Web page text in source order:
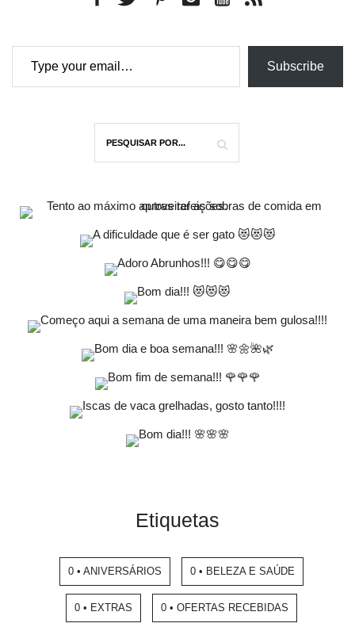
Type your email…
Subscribe
Etiquetas
0 • ANIVERSÁRIOS 0 • BELEZA E SAÚDE
0 • EXTRAS 0 • OFERTAS RECEBIDAS